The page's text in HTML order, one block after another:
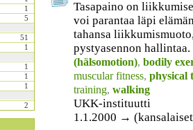
1
5
51
1
1
1
1
2
Tasapaino on
voi parantaa läpi
tahansa
pystyasennon hallintaa.
(hälsomotion), bodily
muscular fitness, physical
training, walking
UKK-instituutti
1.1.2000 →